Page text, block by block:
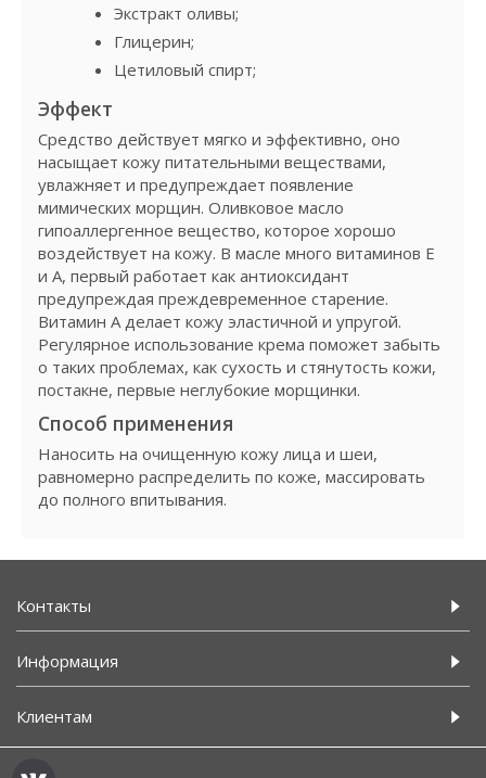
Экстракт оливы;
Глицерин;
Цетиловый спирт;
Эффект
Средство действует мягко и эффективно, оно
насыщает кожу питательными веществами,
увлажняет и предупреждает появление
мимических морщин. Оливковое масло
гипоаллергенное вещество, которое хорошо
воздействует на кожу. В масле много витаминов Е
и А, первый работает как антиоксидант
предупреждая преждевременное старение.
Витамин А делает кожу эластичной и упругой.
Регулярное использование крема поможет забыть
о таких проблемах, как сухость и стянутость кожи,
постакне, первые неглубокие морщинки.
Способ применения
Наносить на очищенную кожу лица и шеи,
равномерно распределить по коже, массировать
до полного впитывания.
Контакты
Информация
Клиентам